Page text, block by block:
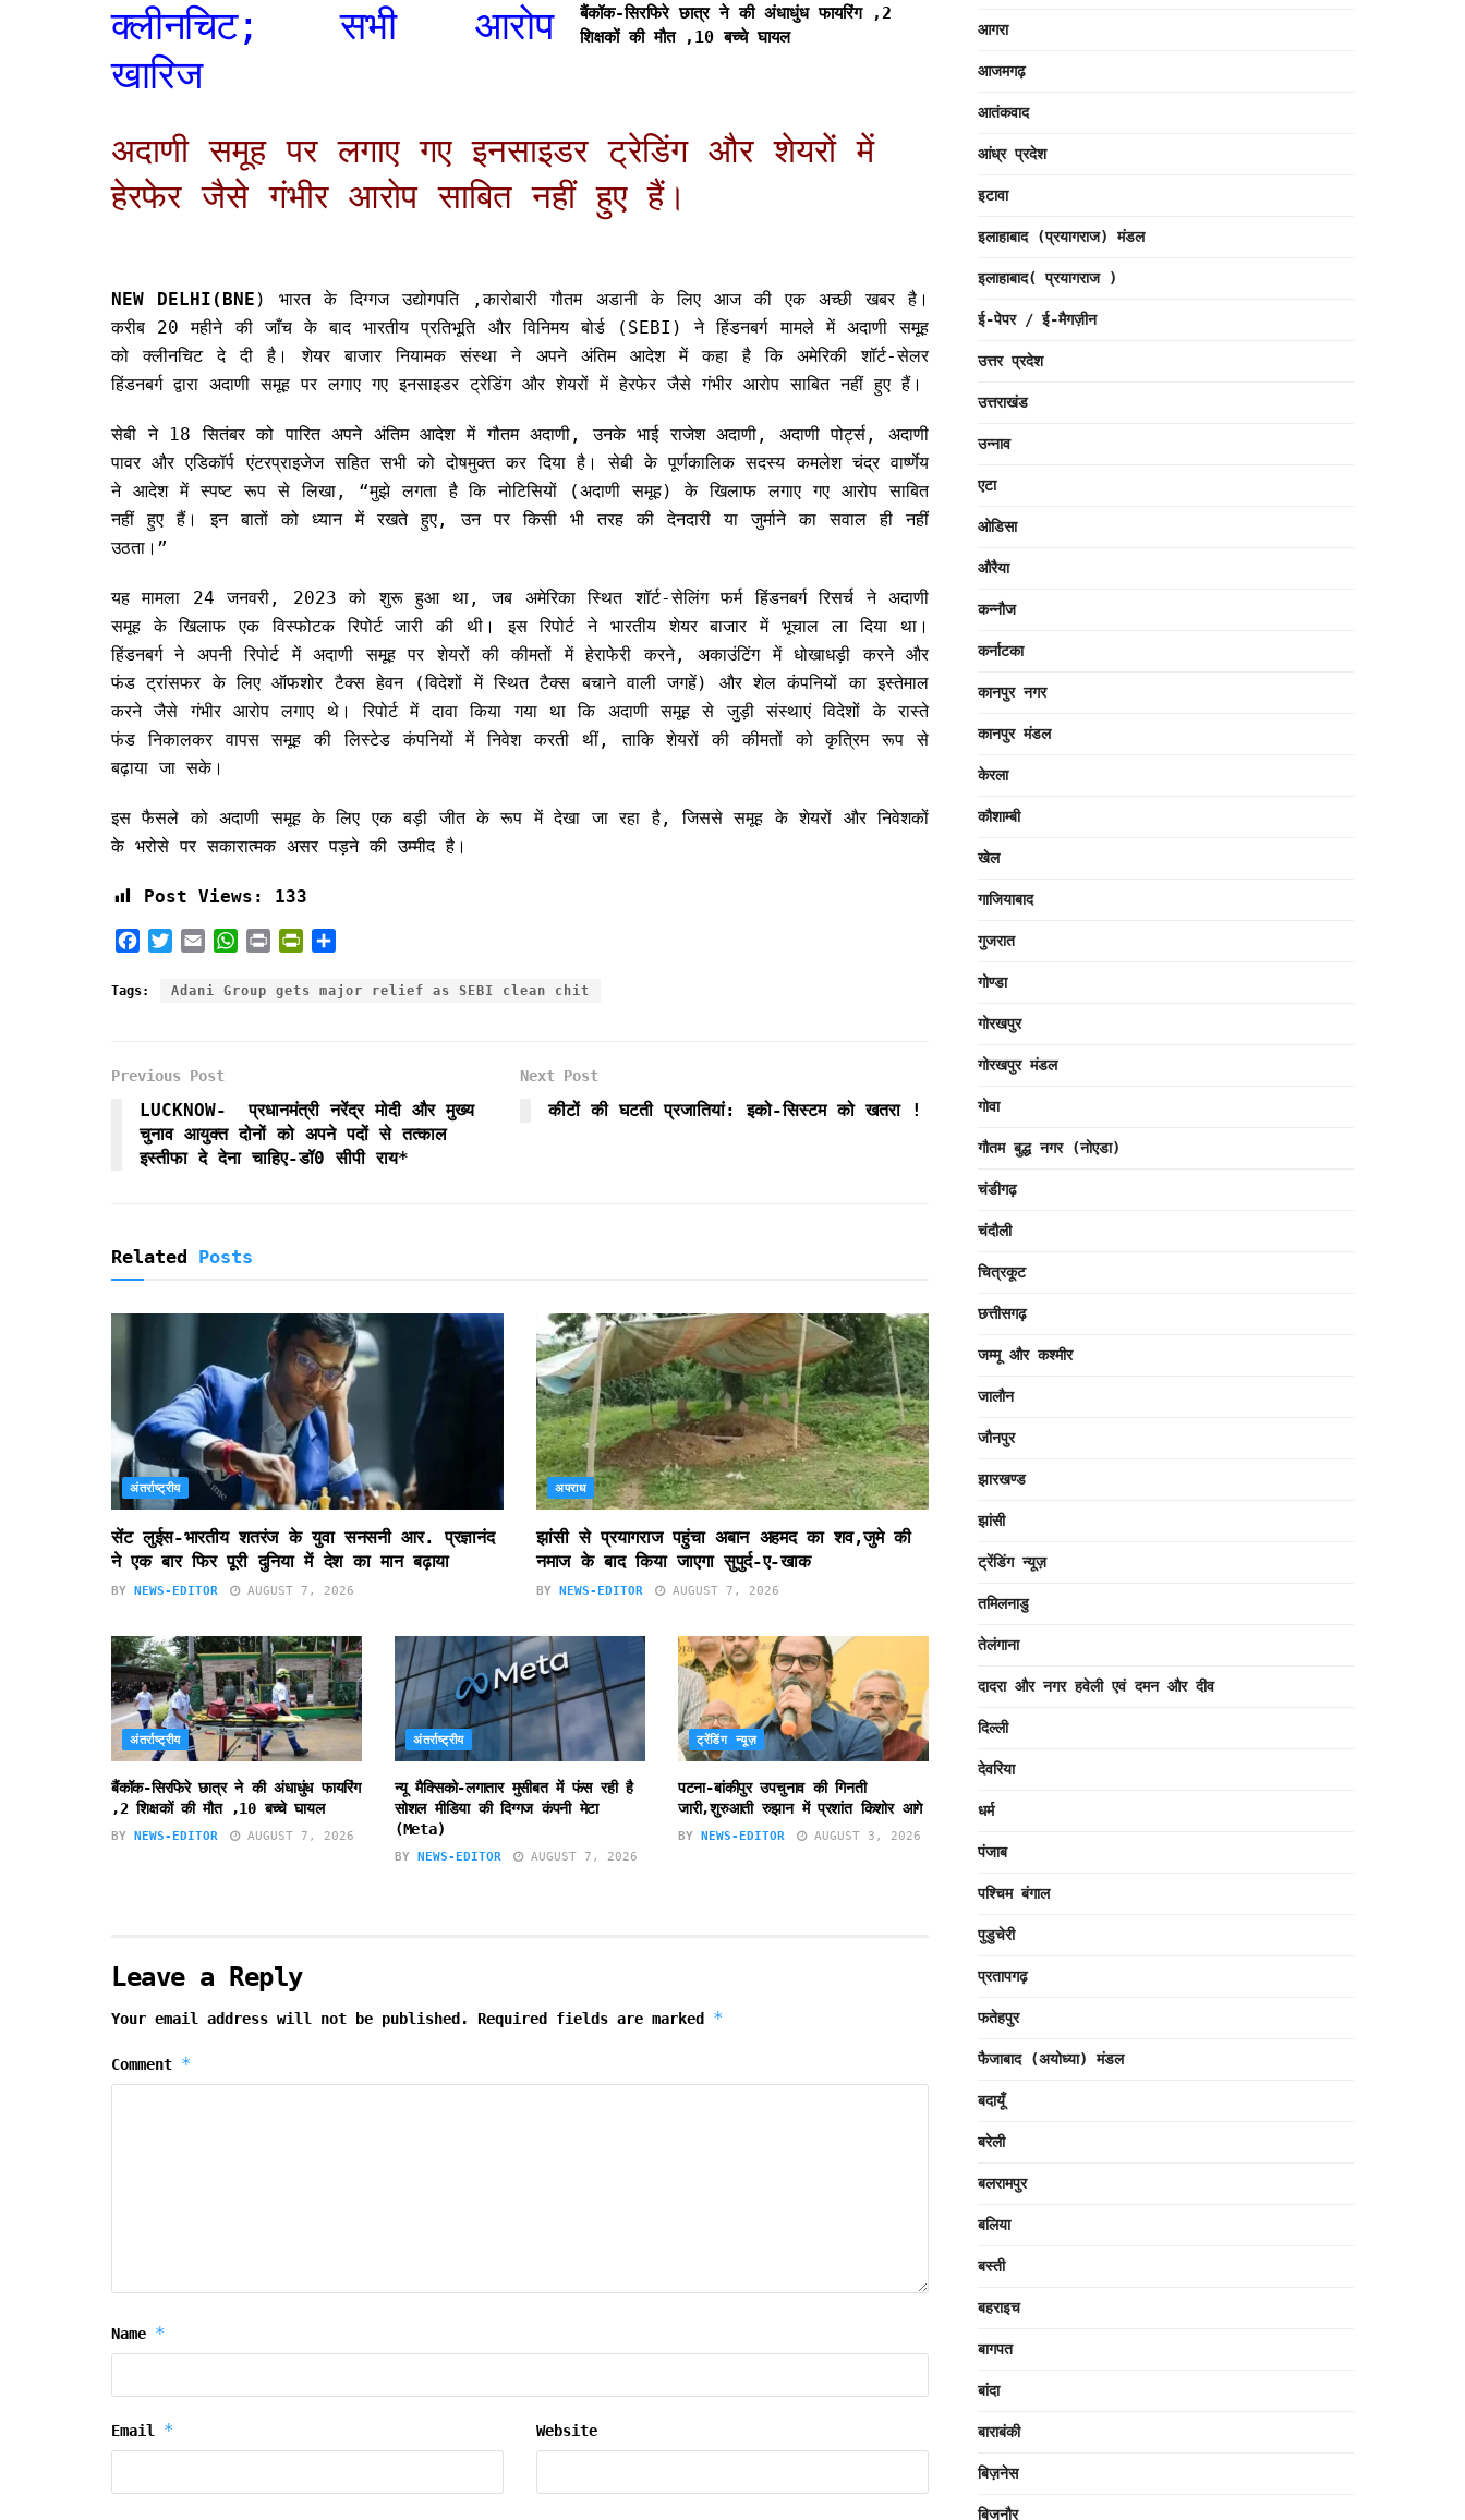
बैंकॉक-सिरफिरे छात्र ने की अंधाधुंध फायरिंग ,2
शिक्षकों की मौत ,10 बच्चे घायल
क्लीनचिट; सभी आरोप
खारिज
अदाणी समूह पर लगाए गए इनसाइडर ट्रेडिंग और शेयरों में
हेरफेर जैसे गंभीर आरोप साबित नहीं हुए हैं।
NEW DELHI(BNE ) भारत के दिग्गज उद्योगपति ,कारोबारी गौतम अडानी के लिए आज की एक अच्छी खबर है।
करीब 20 महीने की जाँच के बाद भारतीय प्रतिभूति और विनिमय बोर्ड (SEBI) ने हिंडनबर्ग मामले में अदाणी समूह
को क्लीनचिट दे दी है। शेयर बाजार नियामक संस्था ने अपने अंतिम आदेश में कहा है कि अमेरिकी शॉर्ट-सेलर
हिंडनबर्ग द्वारा अदाणी समूह पर लगाए गए इनसाइडर ट्रेडिंग और शेयरों में हेरफेर जैसे गंभीर आरोप साबित नहीं हुए हैं।
सेबी ने 18 सितंबर को पारित अपने अंतिम आदेश में गौतम अदाणी, उनके भाई राजेश अदाणी, अदाणी पोर्ट्स, अदाणी
पावर और एडिकॉर्प एंटरप्राइजेज सहित सभी को दोषमुक्त कर दिया है। सेबी के पूर्णकालिक सदस्य कमलेश चंद्र वार्ष्णेय
ने आदेश में स्पष्ट रूप से लिखा, “मुझे लगता है कि नोटिसियों (अदाणी समूह) के खिलाफ लगाए गए आरोप साबित
नहीं हुए हैं। इन बातों को ध्यान में रखते हुए, उन पर किसी भी तरह की देनदारी या जुर्माने का सवाल ही नहीं
उठता।”
यह मामला 24 जनवरी, 2023 को शुरू हुआ था, जब अमेरिका स्थित शॉर्ट-सेलिंग फर्म हिंडनबर्ग रिसर्च ने अदाणी
समूह के खिलाफ एक विस्फोटक रिपोर्ट जारी की थी। इस रिपोर्ट ने भारतीय शेयर बाजार में भूचाल ला दिया था।
हिंडनबर्ग ने अपनी रिपोर्ट में अदाणी समूह पर शेयरों की कीमतों में हेराफेरी करने, अकाउंटिंग में धोखाधड़ी करने और
फंड ट्रांसफर के लिए ऑफशोर टैक्स हेवन (विदेशों में स्थित टैक्स बचाने वाली जगहें) और शेल कंपनियों का इस्तेमाल
करने जैसे गंभीर आरोप लगाए थे। रिपोर्ट में दावा किया गया था कि अदाणी समूह से जुड़ी संस्थाएं विदेशों के रास्ते
फंड निकालकर वापस समूह की लिस्टेड कंपनियों में निवेश करती थीं, ताकि शेयरों की कीमतों को कृत्रिम रूप से
बढ़ाया जा सके।
इस फैसले को अदाणी समूह के लिए एक बड़ी जीत के रूप में देखा जा रहा है, जिससे समूह के शेयरों और निवेशकों
के भरोसे पर सकारात्मक असर पड़ने की उम्मीद है।
Post Views: 133
c
o
k
i
r
a
a
p
i
i
i
e
n
a
Tags: Adani Group gets major relief as SEBI clean chit
Previous Post
LUCKNOW- प्रधानमंत्री नरेंद्र मोदी और मुख्य
चुनाव आयुक्त दोनों को अपने पदों से तत्काल
इस्तीफा दे देना चाहिए-डॉ0 सीपी राय*
Next Post
कीटों की घटती प्रजातियां: इको-सिस्टम को खतरा !
Related Posts
अंतर्राष्ट्रीय
सेंट लुईस-भारतीय शतरंज के युवा सनसनी आर. प्रज्ञानंद
ने एक बार फिर पूरी दुनिया में देश का मान बढ़ाया
BY NEWS-EDITOR AUGUST 7, 2026
अपराध
झांसी से प्रयागराज पहुंचा अबान अहमद का शव,जुमे की
नमाज के बाद किया जाएगा सुपुर्द-ए-खाक
BY NEWS-EDITOR AUGUST 7, 2026
अंतर्राष्ट्रीय
बैंकॉक-सिरफिरे छात्र ने की अंधाधुंध फायरिंग
,2 शिक्षकों की मौत ,10 बच्चे घायल
BY NEWS-EDITOR AUGUST 7, 2026
अंतर्राष्ट्रीय
न्यू मैक्सिको-लगातार मुसीबत में फंस रही है
सोशल मीडिया की दिग्गज कंपनी मेटा
(Meta)
BY NEWS-EDITOR AUGUST 7, 2026
ट्रेंडिंग न्यूज़
पटना-बांकीपुर उपचुनाव की गिनती
जारी,शुरुआती रुझान में प्रशांत किशोर आगे
BY NEWS-EDITOR AUGUST 3, 2026
Leave a Reply
Your email address will not be published. Required fields are marked *
Comment *
Name *
Email * Website
आगरा
आजमगढ़
आतंकवाद
आंध्र प्रदेश
इटावा
इलाहाबाद (प्रयागराज) मंडल
इलाहाबाद( प्रयागराज )
ई-पेपर / ई-मैगज़ीन
उत्तर प्रदेश
उत्तराखंड
उन्नाव
एटा
ओडिसा
औरैया
कन्नौज
कर्नाटका
कानपुर नगर
कानपुर मंडल
केरला
कौशाम्बी
खेल
गाजियाबाद
गुजरात
गोण्डा
गोरखपुर
गोरखपुर मंडल
गोवा
गौतम बुद्ध नगर (नोएडा)
चंडीगढ़
चंदौली
चित्रकूट
छत्तीसगढ़
जम्मू और कश्मीर
जालौन
जौनपुर
झारखण्ड
झांसी
ट्रेंडिंग न्यूज़
तमिलनाडु
तेलंगाना
दादरा और नगर हवेली एवं दमन और दीव
दिल्ली
देवरिया
धर्म
पंजाब
पश्चिम बंगाल
पुडुचेरी
प्रतापगढ़
फतेहपुर
फैजाबाद (अयोध्या) मंडल
बदायूँ
बरेली
बलरामपुर
बलिया
बस्ती
बहराइच
बागपत
बांदा
बाराबंकी
बिज़नेस
बिजनौर